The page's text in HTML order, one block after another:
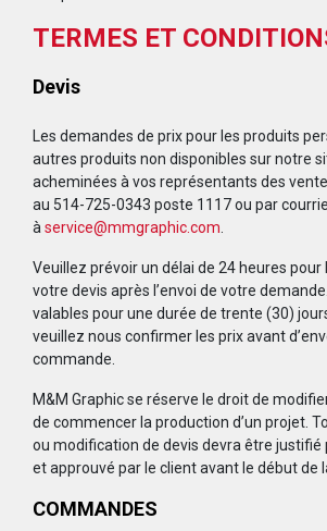
TERMES ET
Devis
Les demandes de prix pour les produits
autres produits non disponibles sur notre
acheminées à vos représentants des
au 514-725-0343 poste 1117 ou par courriel
à service@mmgraphic.com
Veuillez prévoir un délai de 24 heures pour
votre devis après l’envoi de votre
valables pour une durée de trente (30)
veuillez nous confirmer les prix avant
commande.
M&M Graphic se réserve le droit de
de commencer la production d’un projet.
ou modification de devis devra être justifié
et approuvé par le client avant le début de
COMMANDES